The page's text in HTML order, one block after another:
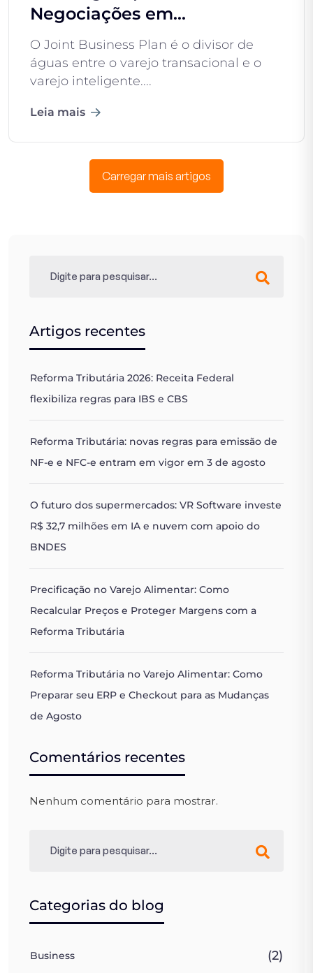
Negociações em...
O Joint Business Plan é o divisor de
águas entre o varejo transacional e o
varejo inteligente....
Leia mais
Carregar mais artigos
Artigos recentes
Reforma Tributária 2026: Receita Federal
flexibiliza regras para IBS e CBS
Reforma Tributária: novas regras para emissão de
NF-e e NFC-e entram em vigor em 3 de agosto
O futuro dos supermercados: VR Software investe
R$ 32,7 milhões em IA e nuvem com apoio do
BNDES
Precificação no Varejo Alimentar: Como
Recalcular Preços e Proteger Margens com a
Reforma Tributária
Reforma Tributária no Varejo Alimentar: Como
Preparar seu ERP e Checkout para as Mudanças
de Agosto
Comentários recentes
Nenhum comentário para mostrar.
Categorias do blog
Business (2)